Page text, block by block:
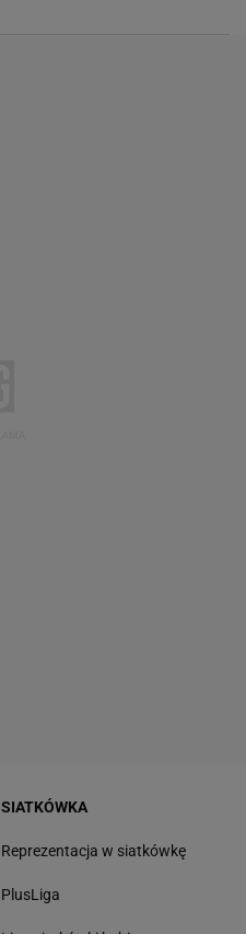
SIATKÓWKA
Reprezentacja w siatkówkę
PlusLiga